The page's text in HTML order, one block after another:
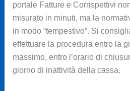
portale Fatture e Corrispettivi
misurato in minuti, ma la
in modo “tempestivo”. Si
effettuare la procedura entro la
massimo, entro l’orario di
giorno di inattività della cassa.